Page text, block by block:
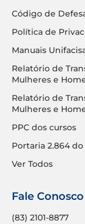
Código de
Política de
Manuais
Relatório de
Mulheres e
Relatório de
Mulheres e
PPC dos cursos
Portaria 2.864 do
Ver Todos
Fale Conosco
(83) 2101-8877